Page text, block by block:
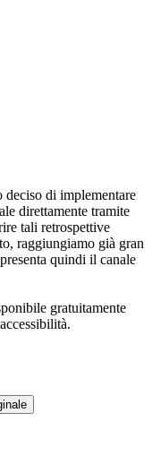
di implementare
direttamente tramite
tali retrospettive
raggiungiamo già gran
quindi il canale
gratuitamente